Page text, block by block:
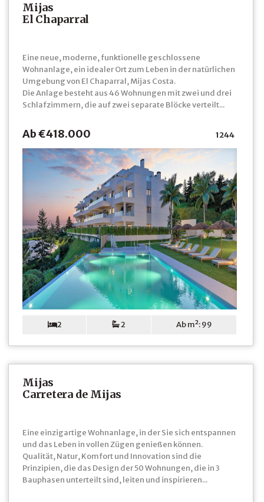
Mijas
El Chaparral
Eine neue, moderne, funktionelle geschlossene
Wohnanlage, ein idealer Ort zum Leben in der natürlichen
Umgebung von El Chaparral, Mijas Costa.
Die Anlage besteht aus 46 Wohnungen mit zwei und drei
Schlafzimmern, die auf zwei separate Blöcke verteilt...
Ab €418.000 1244
2 2 Ab m²: 99
Mijas
Carretera de Mijas
Eine einzigartige Wohnanlage, in der Sie sich entspannen
und das Leben in vollen Zügen genießen können.
Qualität, Natur, Komfort und Innovation sind die
Prinzipien, die das Design der 50 Wohnungen, die in 3
Bauphasen unterteilt sind, leiten und inspirieren...